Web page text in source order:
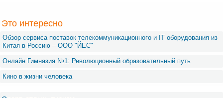
Это интересно
Обзор сервиса поставок телекоммуникационного и IT оборудования из
Китая в Россию – OOO "ЙЕС"
Онлайн Гимназия №1: Революционный образовательный путь
Кино в жизни человека